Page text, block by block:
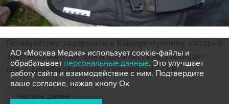
убил местного жителя и закопал тело, сообщает
пресс-служба областного управления СКР.
Читать далее
АО «Москва Медиа» использует cookie-файлы и
обрабатывает персональные данные. Это улучшает
работу сайта и взаимодействие с ним. Подтвердите
ваше согласие, нажав кнопу Ок